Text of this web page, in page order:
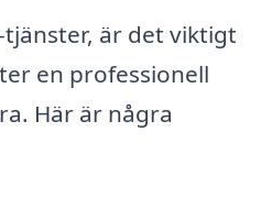
är det viktigt
en professionell
Här är några